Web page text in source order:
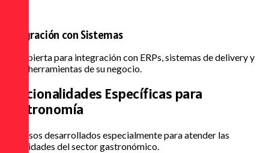
Integración con Sistemas
API abierta para integración con ERPs, sistemas de delivery y
otras herramientas de su negocio.
Funcionalidades Específicas para
Gastronomía
Recursos desarrollados especialmente para atender las
necesidades del sector gastronómico.